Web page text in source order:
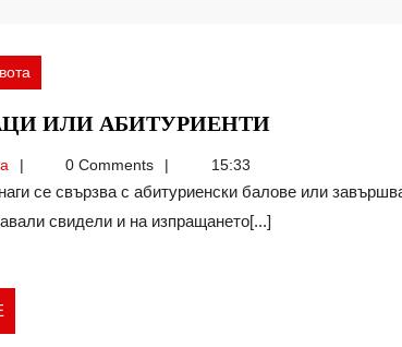
ИЛИ АБИТУРИЕНТИПЪРВОЛАЦИ
MSimeonova0 Comments 15:33
свидели и на изпращането[...]
MORE